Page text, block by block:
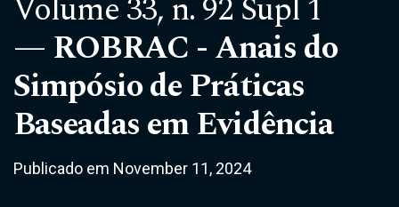
Volume 33, n. 92 Supl 1
ROBRAC - Anais do
Simpósio de Práticas
Baseadas em Evidência
Publicado em November 11, 2024